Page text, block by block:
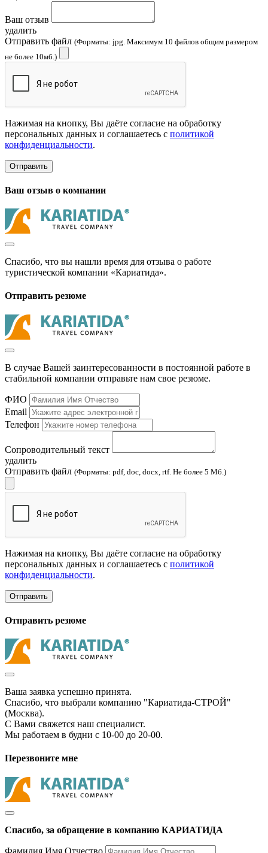
Ваш отзыв
удалить
Отправить файл (Форматы: jpg. Максимум 10 файлов общим размером
не более 10мб.)
Нажимая на кнопку, Вы даёте согласие на обработку
персональных данных и соглашаетесь с политикой
конфиденциальности.
Отправить
Ваш отзыв о компании
Спасибо, что вы нашли время для отзыва о работе
туристической компании «Кариатида».
Отправить резюме
В случае Вашей заинтересованности в постоянной работе в
стабильной компании отправьте нам свое резюме.
ФИО
Email
Телефон
Сопроводительный текст
удалить
Отправить файл (Форматы: pdf, doc, docx, rtf. Не более 5 Мб.)
Нажимая на кнопку, Вы даёте согласие на обработку
персональных данных и соглашаетесь с политикой
конфиденциальности.
Отправить
Отправить резюме
Ваша заявка успешно принята.
Спасибо, что выбрали компанию "Кариатида-СТРОЙ"
(Москва).
С Вами свяжется наш специалист.
Мы работаем в будни с 10-00 до 20-00.
Перезвоните мне
Спасибо, за обращение в компанию КАРИАТИДА
Фамилия Имя Отчество